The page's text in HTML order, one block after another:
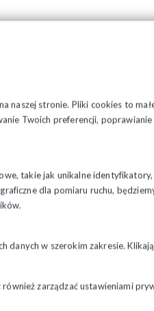
naszej stronie. Pliki cookies to
Twoich preferencji,
takie jak unikalne identyfikatory,
dla pomiaru ruchu,
danych w szerokim zakresie.
zarządzać ustawieniami